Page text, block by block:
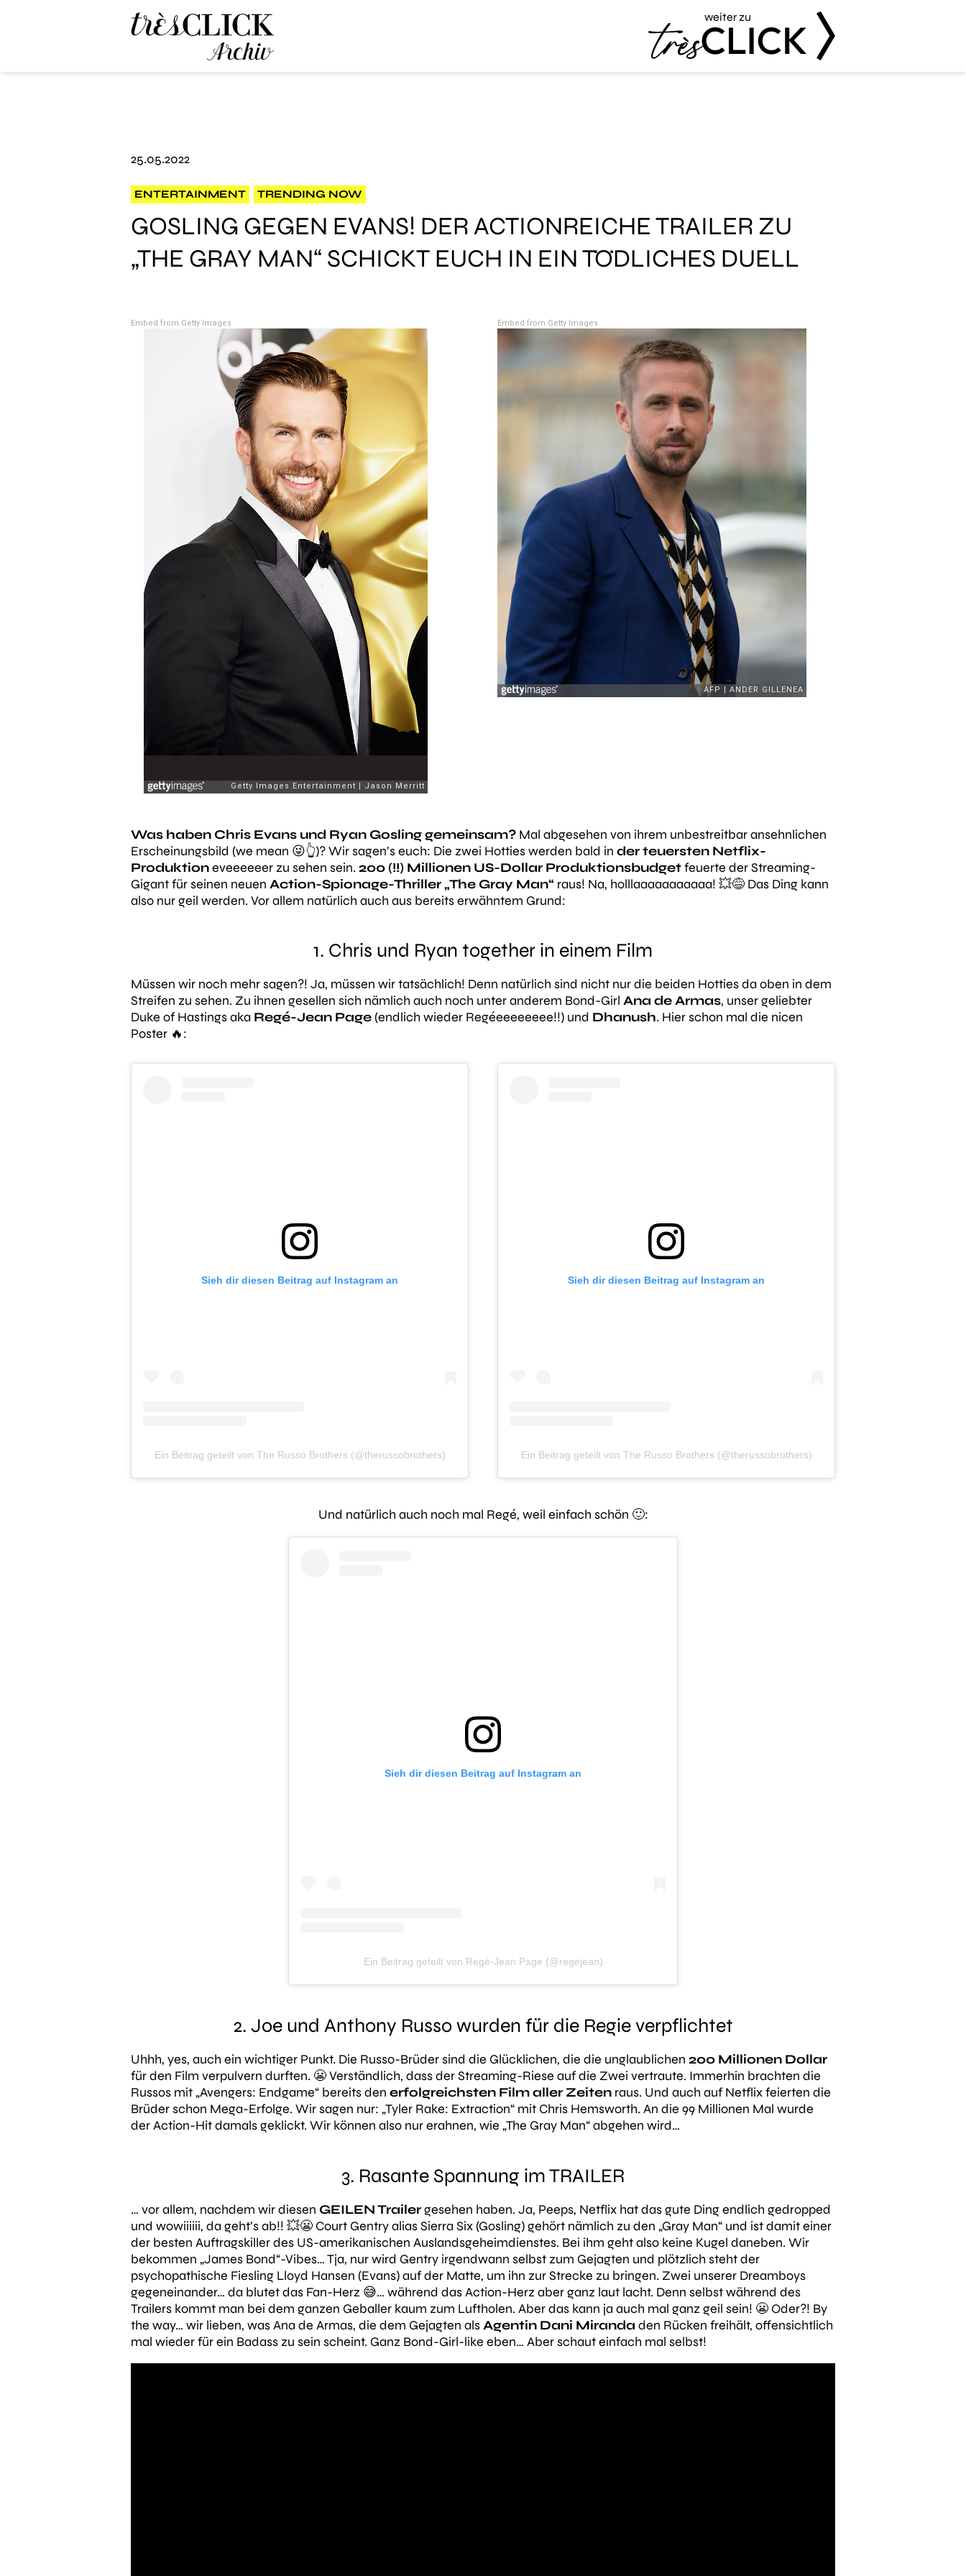
weiter zu
25.05.2022
ENTERTAINMENT TRENDING NOW
GOSLING GEGEN EVANS! DER ACTIONREICHE TRAILER ZU
„THE GRAY MAN“ SCHICKT EUCH IN EIN TÖDLICHES DUELL
Embed from Getty Images Embed from Getty Images
Was haben Chris Evans und Ryan Gosling gemeinsam? Mal abgesehen von ihrem unbestreitbar ansehnlichen
Erscheinungsbild (we mean 😜👆)? Wir sagen’s euch: Die zwei Hotties werden bald in der teuersten Netflix-
Produktioneveeeeeer zu sehen sein. 200 (!!) Millionen US-Dollar Produktionsbudgetfeuerte der Streaming-
Gigant für seinen neuen Action-Spionage-Thriller „The Gray Man“ raus! Na, holllaaaaaaaaaaa! 💥😅 Das Ding kann
also nur geil werden. Vor allem natürlich auch aus bereits erwähntem Grund:
1. Chris und Ryan together in einem Film
Müssen wir noch mehr sagen?! Ja, müssen wir tatsächlich! Denn natürlich sind nicht nur die beiden Hotties da oben in dem
Streifen zu sehen. Zu ihnen gesellen sich nämlich auch noch unter anderem Bond-Girl Ana de Armas, unser geliebter
Duke of Hastings aka Regé-Jean Page (endlich wieder Regéeeeeeeee!!) und Dhanush. Hier schon mal die nicen
Poster 🔥:
Sieh dir diesen Beitrag auf Instagram an
Ein Beitrag geteilt von The Russo Brothers (@therussobrothers)
Sieh dir diesen Beitrag auf Instagram an
Ein Beitrag geteilt von The Russo Brothers (@therussobrothers)
Und natürlich auch noch mal Regé, weil einfach schön 🙂:
Sieh dir diesen Beitrag auf Instagram an
Ein Beitrag geteilt von Regé-Jean Page (@regejean)
2. Joe und Anthony Russo wurden für die Regie verpflichtet
Uhhh, yes, auch ein wichtiger Punkt. Die Russo-Brüder sind die Glücklichen, die die unglaublichen 200 Millionen Dollar
für den Film verpulvern durften. 😬 Verständlich, dass der Streaming-Riese auf die Zwei vertraute. Immerhin brachten die
Russos mit „Avengers: Endgame“ bereits den erfolgreichsten Film aller Zeiten raus. Und auch auf Netflix feierten die
Brüder schon Mega-Erfolge. Wir sagen nur: „Tyler Rake: Extraction“ mit Chris Hemsworth. An die 99 Millionen Mal wurde
der Action-Hit damals geklickt. Wir können also nur erahnen, wie „The Gray Man“ abgehen wird…
3. Rasante Spannung im TRAILER
… vor allem, nachdem wir diesen GEILEN Trailergesehen haben. Ja, Peeps, Netflix hat das gute Ding endlich gedropped
und wowiiiiii, da geht’s ab!! 💥😬 Court Gentry alias Sierra Six (Gosling) gehört nämlich zu den „Gray Man“ und ist damit einer
der besten Auftragskiller des US-amerikanischen Auslandsgeheimdienstes. Bei ihm geht also keine Kugel daneben. Wir
bekommen „James Bond“-Vibes… Tja, nur wird Gentry irgendwann selbst zum Gejagten und plötzlich steht der
psychopathische Fiesling Lloyd Hansen (Evans) auf der Matte, um ihn zur Strecke zu bringen. Zwei unserer Dreamboys
gegeneinander… da blutet das Fan-Herz 😅… während das Action-Herz aber ganz laut lacht. Denn selbst während des
Trailers kommt man bei dem ganzen Geballer kaum zum Luftholen. Aber das kann ja auch mal ganz geil sein! 😬 Oder?! By
the way… wir lieben, was Ana de Armas, die dem Gejagten alsAgentin Dani Miranda den Rücken freihält, offensichtlich
mal wieder für ein Badass zu sein scheint. Ganz Bond-Girl-like eben… Aber schaut einfach mal selbst!